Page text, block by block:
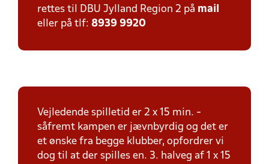
rettes til DBU Jylland Region 2 på mail
eller på tlf: 8939 9920
Vejledende spilletid er 2 x 15 min. -
såfremt kampen er jævnbyrdig og det er
et ønske fra begge klubber, opfordrer vi
dog til at der spilles en. 3. halveg af 1 x 15